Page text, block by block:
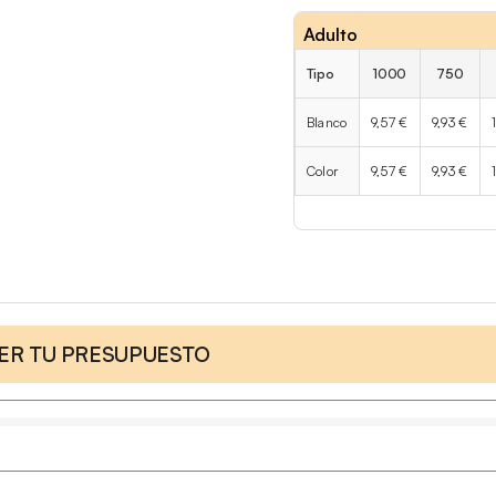
Adulto
Tipo 1000 750
Blanco 9,57 € 9,93 €
Color 9,57 € 9,93 €
TU PRESUPUESTO